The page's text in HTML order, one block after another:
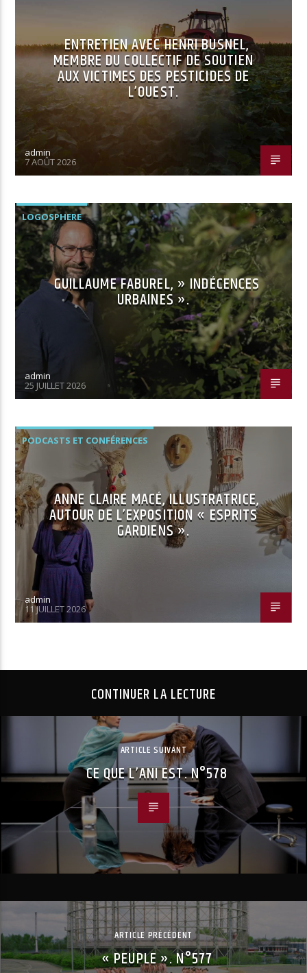
ENTRETIEN AVEC HENRI BUSNEL,
MEMBRE DU COLLECTIF DE SOUTIEN
AUX VICTIMES DES PESTICIDES DE
L’OUEST.
admin
7 AOÛT 2026
LOGOSPHERE
GUILLAUME FABUREL, » INDÉCENCES
URBAINES ».
admin
25 JUILLET 2026
PODCASTS ET CONFÉRENCES
ANNE CLAIRE MACÉ, ILLUSTRATRICE,
AUTOUR DE L’EXPOSITION « ESPRITS
GARDIENS ».
admin
11 JUILLET 2026
CONTINUER LA LECTURE
ARTICLE SUIVANT
CE QUE L’ANI EST. N°578
ARTICLE PRÉCÉDENT
« PEUPLE ». N°577